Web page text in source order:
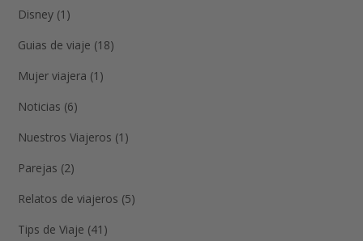
Disney (1)
Guias de viaje (18)
Mujer viajera (1)
Noticias (6)
Nuestros Viajeros (1)
Parejas (2)
Relatos de viajeros (5)
Tips de Viaje (41)